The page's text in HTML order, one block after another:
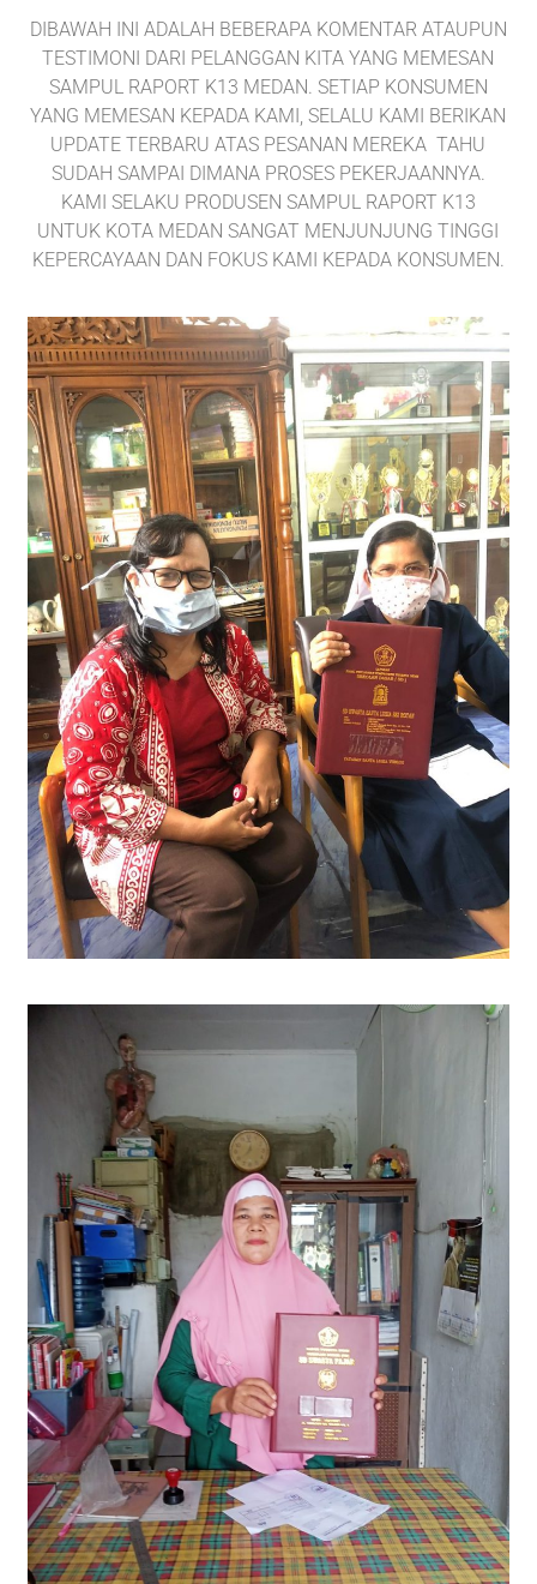
DIBAWAH INI ADALAH BEBERAPA KOMENTAR ATAUPUN
TESTIMONI DARI PELANGGAN KITA YANG MEMESAN
SAMPUL RAPORT K13 MEDAN. SETIAP KONSUMEN
YANG MEMESAN KEPADA KAMI, SELALU KAMI BERIKAN
UPDATE TERBARU ATAS PESANAN MEREKA TAHU
SUDAH SAMPAI DIMANA PROSES PEKERJAANNYA.
KAMI SELAKU PRODUSEN SAMPUL RAPORT K13
UNTUK KOTA MEDAN SANGAT MENJUNJUNG TINGGI
KEPERCAYAAN DAN FOKUS KAMI KEPADA KONSUMEN.